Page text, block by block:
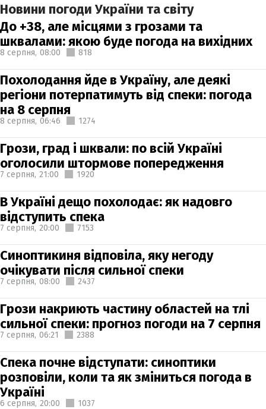
Новини погоди України та світу
До +38, але місцями з грозами та
шквалами: якою буде погода на вихідних
8 серпня, 08:00 818
Похолодання йде в Україну, але деякі
регіони потерпатимуть від спеки: погода
на 8 серпня
8 серпня, 06:46 1274
Грози, град і шквали: по всій Україні
оголосили штормове попередження
7 серпня, 21:00 1920
В Україні дещо похолодає: як надовго
відступить спека
7 серпня, 20:00 7153
Синоптикиня відповіла, яку негоду
очікувати після сильної спеки
7 серпня, 08:00 2437
Грози накриють частину областей на тлі
сильної спеки: прогноз погоди на 7 серпня
7 серпня, 06:21 2388
Спека почне відступати: синоптики
розповіли, коли та як зміниться погода в
Україні
6 серпня, 20:00 1037